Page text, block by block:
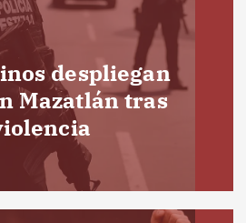
despliegan
Mazatlán tras